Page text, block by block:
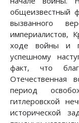
общеизвестный
вызванного
империалистов,
ходе войны и
успешному
факт, что
Отечественная
период
гитлеровской
исторической